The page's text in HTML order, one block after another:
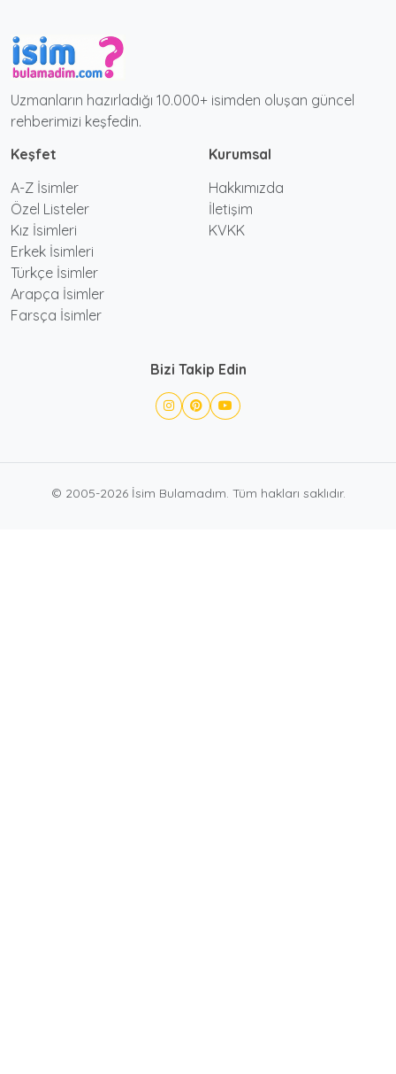
Uzmanların hazırladığı 10.000+ isimden oluşan güncel
rehberimizi keşfedin.
Keşfet
A-Z İsimler
Özel Listeler
Kız İsimleri
Erkek İsimleri
Türkçe İsimler
Arapça İsimler
Farsça İsimler
Kurumsal
Hakkımızda
İletişim
KVKK
Bizi Takip Edin
© 2005-2026 İsim Bulamadım. Tüm hakları saklıdır.